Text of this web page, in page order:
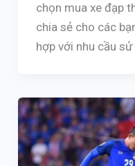
chọn mua xe đạp
chia sẻ cho các
hợp với nhu cầu